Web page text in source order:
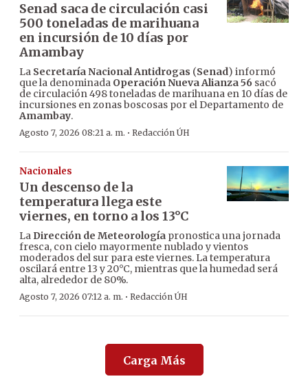
Senad saca de circulación casi
500 toneladas de marihuana
en incursión de 10 días por
Amambay
La Secretaría Nacional Antidrogas (Senad) informó
que la denominada Operación Nueva Alianza 56 sacó
de circulación 498 toneladas de marihuana en 10 días de
incursiones en zonas boscosas por el Departamento de
Amambay.
Agosto 7, 2026 08:21 a. m. · Redacción ÚH
Nacionales
Un descenso de la
temperatura llega este
viernes, en torno a los 13°C
La Dirección de Meteorología pronostica una jornada
fresca, con cielo mayormente nublado y vientos
moderados del sur para este viernes. La temperatura
oscilará entre 13 y 20°C, mientras que la humedad será
alta, alrededor de 80%.
Agosto 7, 2026 07:12 a. m. · Redacción ÚH
Carga Más